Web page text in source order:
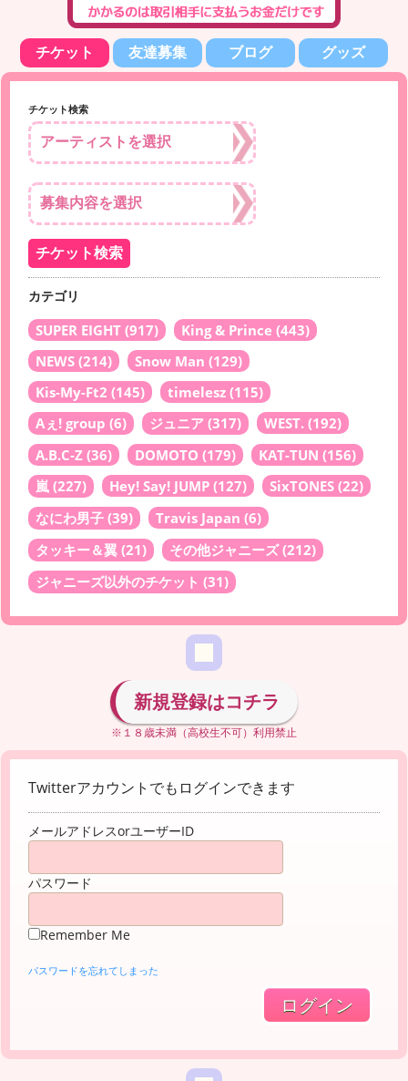
チケット 友達募集 ブログ グッズ
チケット検索
カテゴリ
SUPER EIGHT (917) King & Prince (443)
NEWS (214) Snow Man (129)
Kis-My-Ft2 (145) timelesz (115)
Aぇ! group (6) ジュニア (317) WEST. (192)
A.B.C-Z (36) DOMOTO (179) KAT-TUN (156)
嵐 (227) Hey! Say! JUMP (127) SixTONES (22)
なにわ男子 (39) Travis Japan (6)
タッキー＆翼 (21) その他ジャニーズ(212)
ジャニーズ以外のチケット (31)
新規登録はコチラ
※１８歳未満（高校生不可）利用禁止
Twitterアカウントでもログインできます
メールアドレスorユーザーID
パスワード
Remember Me
パスワードを忘れてしまった